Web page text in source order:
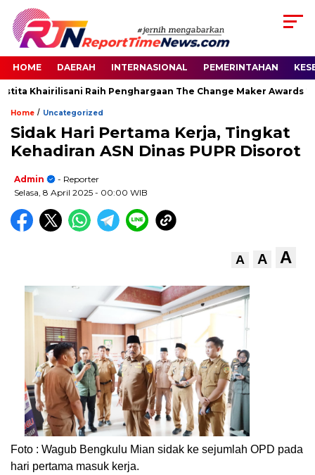
HOME DAERAH INTERNASIONAL PEMERINTAHAN
Khairilisani Raih Penghargaan The Change Maker Awards
Home / Uncategorized
Sidak Hari Pertama Kerja, Tingkat
Kehadiran ASN Dinas PUPR Disorot
Admin
- Reporter
Selasa, 8 April 2025 - 00:00 WIB
A A A
Foto : Wagub Bengkulu Mian sidak ke sejumlah OPD pada
hari pertama masuk kerja.